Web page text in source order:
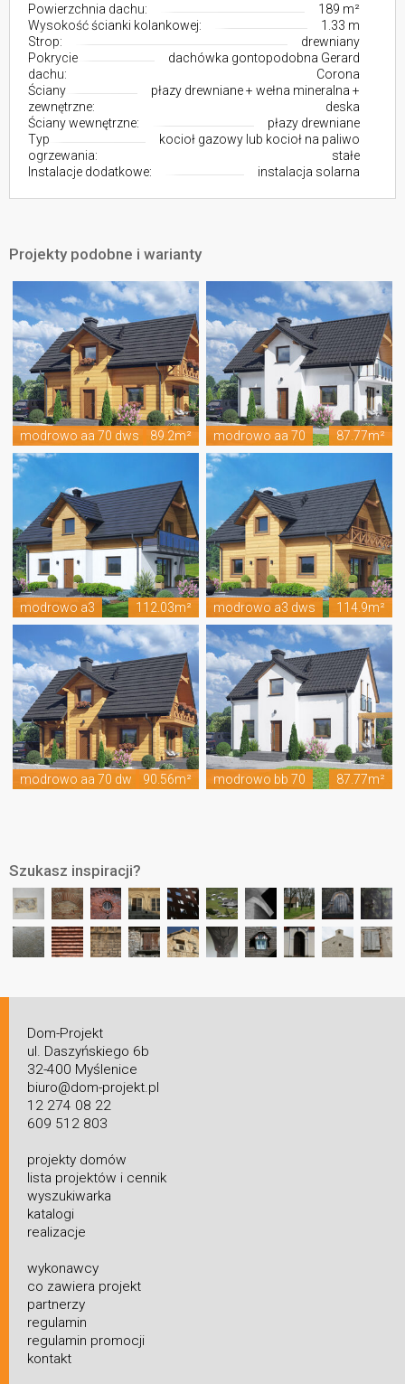
Powierzchnia dachu:
189 m²
Wysokość ścianki kolankowej:
1.33 m
Strop:
drewniany
Pokrycie
dachu:
dachówka gontopodobna Gerard
Corona
Ściany
zewnętrzne:
płazy drewniane + wełna mineralna +
deska
Ściany wewnętrzne:
płazy drewniane
Typ
ogrzewania:
kocioł gazowy lub kocioł na paliwo
stałe
Instalacje dodatkowe:
instalacja solarna
Projekty podobne i warianty
modrowo aa 70 dws 89.2m² modrowo aa 70 87.77m²
modrowo a3 112.03m² modrowo a3 dws 114.9m²
modrowo aa 70 dw 90.56m² modrowo bb 70 87.77m²
Szukasz inspiracji?
Dom-Projekt
ul. Daszyńskiego 6b
32-400 Myślenice
biuro@dom-projekt.pl
12 274 08 22
609 512 803
projekty domów
lista projektów i cennik
wyszukiwarka
katalogi
realizacje
wykonawcy
co zawiera projekt
partnerzy
regulamin
regulamin promocji
kontakt